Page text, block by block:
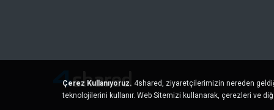
Çerez Kullanıyoruz. 4shared, ziyaretçilerimizin nereden
teknolojilerini kullanır. Web Sitemizi kullanarak, çerezleri ve